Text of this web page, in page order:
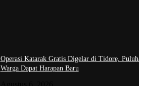
Operasi Katarak Gratis Digelar di Tidore,
Warga Dapat Harapan Baru